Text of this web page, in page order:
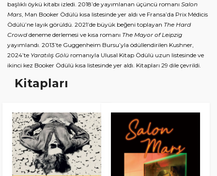
G
i
r
i
ş
başlıklı öykü kitabı izledi. 2018’de yayımlanan üçüncü romanı Salon
Mars, Man Booker Ödülü kısa listesinde yer aldı ve Fransa’da Prix Médicis
Ödülü’ne layık görüldü. 2021’de büyük beğeni toplayan The Hard
Crowd deneme derlemesi ve kısa romanı The Mayor of Leipzig
yayımlandı. 2013’te Guggenheim Bursu’yla ödüllendirilen Kushner,
2024’te Yaratılış Gölü romanıyla Ulusal Kitap Ödülü uzun listesinde ve
ikinci kez Booker Ödülü kısa listesinde yer aldı. Kitapları 29 dile çevrildi.
Kitapları